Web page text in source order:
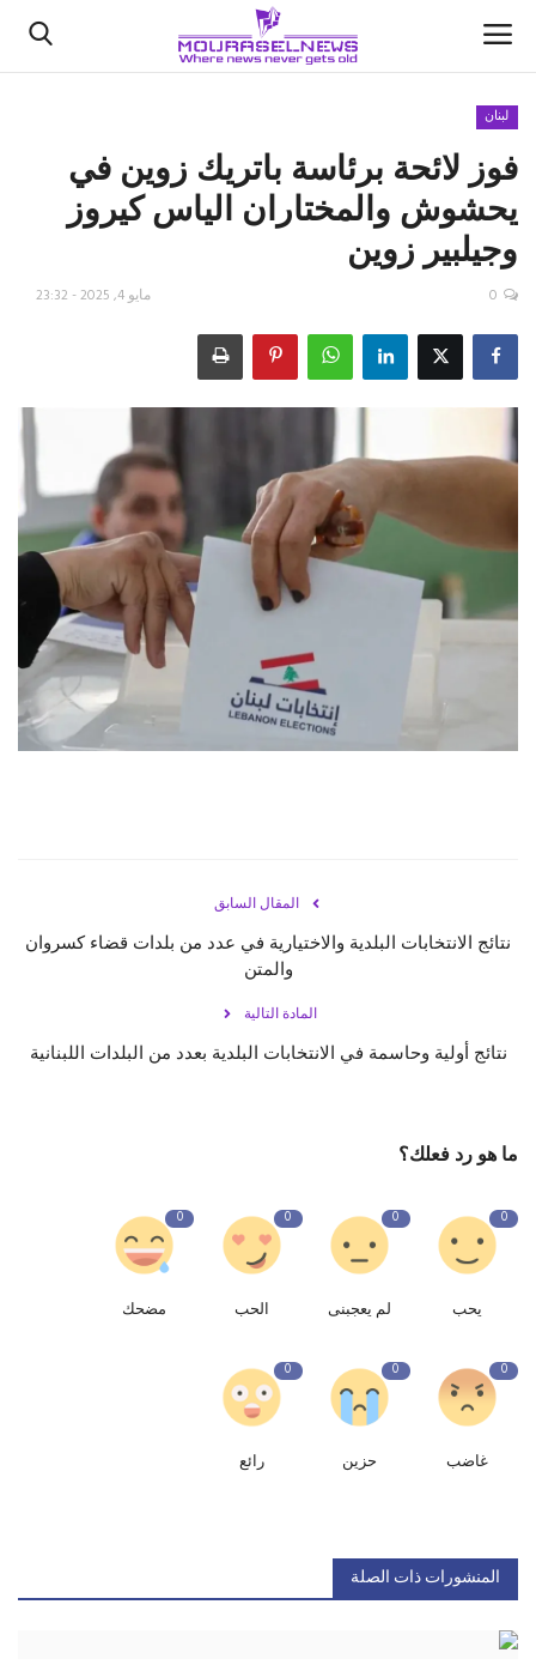
الأخبار
كتّابنا
السعودية
اقتصاد
علوم وتكنولوجيا
رياضة
لبنان
فوز لائحة برئاسة باتريك زوين في
يحشوش والمختاران الياس كيروز
وجيلبير زوين
مايو 4, 2025 - 23:32 0
المقال السابق
نتائج الانتخابات البلدية والاختيارية في عدد من بلدات قضاء كسروان
والمتن
المادة التالية
نتائج أولية وحاسمة في الانتخابات البلدية بعدد من البلدات اللبنانية
ما هو رد فعلك؟
0
يحب
0
لم يعجبنى
0
الحب
0
مضحك
0
غاضب
0
حزين
0
رائع
المنشورات ذات الصلة